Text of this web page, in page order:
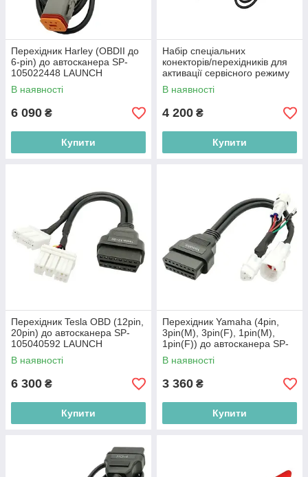
Перехідник Harley (OBDII до
6-pin) до автосканера SP-
105022448 LAUNCH
В наявності
6 090 ₴
Купити
Набір спеціальних
конекторів/перехідників для
активації сервісного режиму
електромобілів TESLA SPLT-
301181046 LAUNCH
В наявності
4 200 ₴
Купити
Перехідник Tesla OBD (12pin,
20pin) до автосканера SP-
105040592 LAUNCH
В наявності
6 300 ₴
Купити
Перехідник Yamaha (4pin,
3pin(M), 3pin(F), 1pin(M),
1pin(F)) до автосканера SP-
105040588 LAUNCH
В наявності
3 360 ₴
Купити